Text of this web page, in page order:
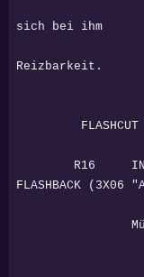
sich bei ihm
eine
Reizbarkeit.
FLASHCUT
R16 INT.
FLASHBACK (3X06
Müller und